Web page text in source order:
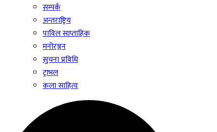
सम्पर्क
अन्तराष्ट्रिय
पाविल साप्ताहिक
मनोरञ्जन
सुचना प्रविधि
ट्राभल
कला साहित्य